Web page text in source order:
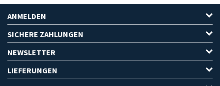
ANMELDEN
SICHERE ZAHLUNGEN
NEWSLETTER
LIEFERUNGEN